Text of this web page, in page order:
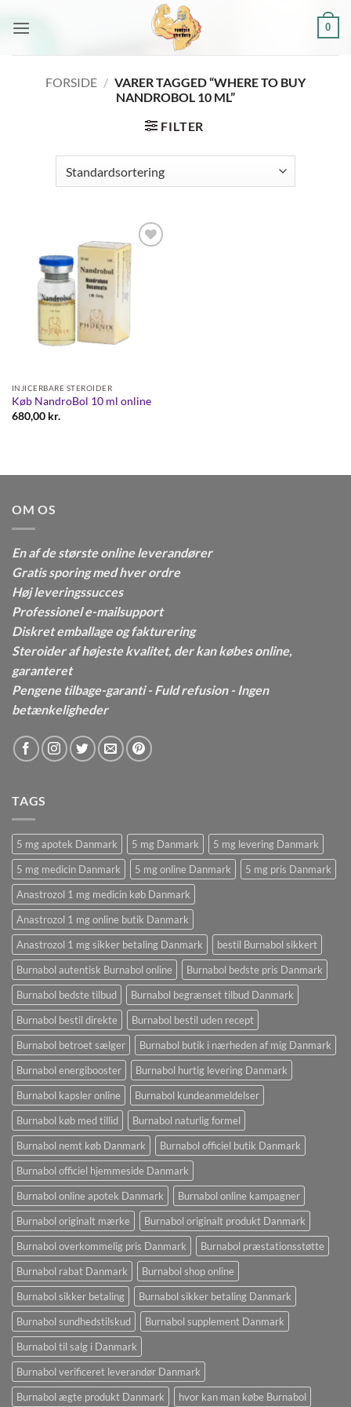
0
FORSIDE / VARER TAGGED “WHERE TO BUY
NANDROBOL 10 ML”
FILTER
wishlist
INJICERBARE STEROIDER
Køb NandroBol 10 ml online
680,00 kr.
OM OS
En af de største online leverandører
Gratis sporing med hver ordre
Høj leveringssucces
Professionel e-mailsupport
Diskret emballage og fakturering
Steroider af højeste kvalitet, der kan købes online,
garanteret
Pengene tilbage-garanti - Fuld refusion - Ingen
betænkeligheder
TAGS
5 mg apotek Danmark 5 mg Danmark
5 mg levering Danmark
5 mg medicin Danmark
5 mg online Danmark
5 mg pris Danmark
Anastrozol 1 mg medicin køb Danmark
Anastrozol 1 mg online butik Danmark
Anastrozol 1 mg sikker betaling Danmark
bestil Burnabol sikkert
Burnabol autentisk Burnabol online
Burnabol bedste pris Danmark
Burnabol bedste tilbud
Burnabol begrænset tilbud Danmark
Burnabol bestil direkte
Burnabol bestil uden recept
Burnabol betroet sælger
Burnabol butik i nærheden af ​​mig Danmark
Burnabol energibooster
Burnabol hurtig levering Danmark
Burnabol kapsler online
Burnabol kundeanmeldelser
Burnabol køb med tillid
Burnabol naturlig formel
Burnabol nemt køb Danmark
Burnabol officiel butik Danmark
Burnabol officiel hjemmeside Danmark
Burnabol online apotek Danmark
Burnabol online kampagner
Burnabol originalt mærke
Burnabol originalt produkt Danmark
Burnabol overkommelig pris Danmark
Burnabol præstationsstøtte
Burnabol rabat Danmark
Burnabol shop online
Burnabol sikker betaling
Burnabol sikker betaling Danmark
Burnabol sundhedstilskud
Burnabol supplement Danmark
Burnabol til salg i Danmark
Burnabol verificeret leverandør Danmark
Burnabol ægte produkt Danmark
hvor kan man købe Burnabol